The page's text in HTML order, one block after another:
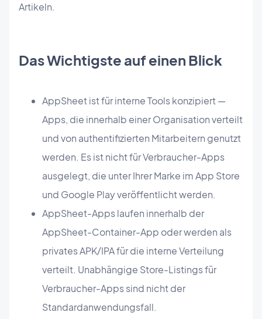
Artikeln.
Das Wichtigste auf einen Blick
AppSheet ist für interne Tools konzipiert —
Apps, die innerhalb einer Organisation verteilt
und von authentifizierten Mitarbeitern genutzt
werden. Es ist nicht für Verbraucher-Apps
ausgelegt, die unter Ihrer Marke im App Store
und Google Play veröffentlicht werden.
AppSheet-Apps laufen innerhalb der
AppSheet-Container-App oder werden als
privates APK/IPA für die interne Verteilung
verteilt. Unabhängige Store-Listings für
Verbraucher-Apps sind nicht der
Standardanwendungsfall.